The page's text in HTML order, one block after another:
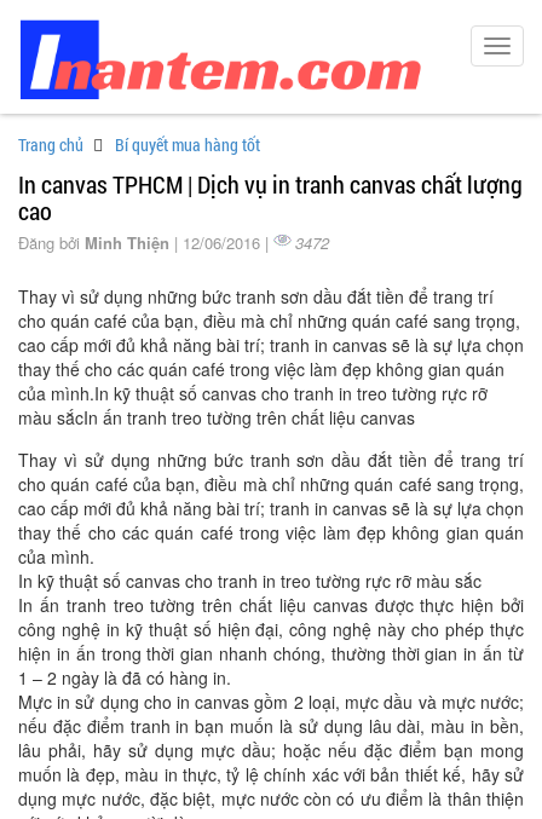
Trang chủ Bí quyết mua hàng tốt
In canvas TPHCM | Dịch vụ in tranh canvas chất lượng
cao
Đăng bởi Minh Thiện | 12/06/2016 | 3472
Thay vì sử dụng những bức tranh sơn dầu đắt tiền để trang trí
cho quán café của bạn, điều mà chỉ những quán café sang trọng,
cao cấp mới đủ khả năng bài trí; tranh in canvas sẽ là sự lựa chọn
thay thế cho các quán café trong việc làm đẹp không gian quán
của mình.In kỹ thuật số canvas cho tranh in treo tường rực rỡ
màu sắcIn ấn tranh treo tường trên chất liệu canvas
Thay vì sử dụng những bức tranh sơn dầu đắt tiền để trang trí
cho quán café của bạn, điều mà chỉ những quán café sang trọng,
cao cấp mới đủ khả năng bài trí; tranh in canvas sẽ là sự lựa chọn
thay thế cho các quán café trong việc làm đẹp không gian quán
của mình.
In kỹ thuật số canvas cho tranh in treo tường rực rỡ màu sắc
In ấn tranh treo tường trên chất liệu canvas được thực hiện bởi
công nghệ in kỹ thuật số hiện đại, công nghệ này cho phép thực
hiện in ấn trong thời gian nhanh chóng, thường thời gian in ấn từ
1 – 2 ngày là đã có hàng in.
Mực in sử dụng cho in canvas gồm 2 loại, mực dầu và mực nước;
nếu đặc điểm tranh in bạn muốn là sử dụng lâu dài, màu in bền,
lâu phải, hãy sử dụng mực dầu; hoặc nếu đặc điểm bạn mong
muốn là đẹp, màu in thực, tỷ lệ chính xác với bản thiết kế, hãy sử
dụng mực nước, đặc biệt, mực nước còn có ưu điểm là thân thiện